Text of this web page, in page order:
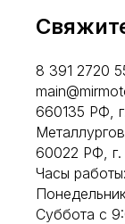
8 391 2720
660135 РФ,
60022 РФ, г.
Часы работы:
Суббота с